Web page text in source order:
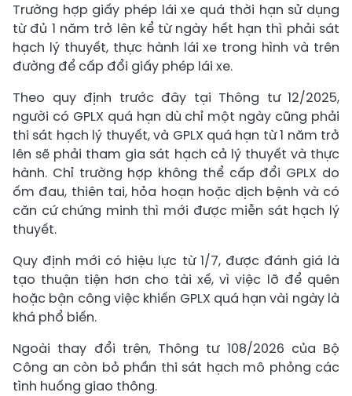
Trường hợp giấy phép lái xe quá thời hạn sử dụng
từ đủ 1 năm trở lên kể từ ngày hết hạn thì phải sát
hạch lý thuyết, thực hành lái xe trong hình và trên
đường để cấp đổi giấy phép lái xe.
Theo quy định trước đây tại Thông tư 12/2025,
người có GPLX quá hạn dù chỉ một ngày cũng phải
thi sát hạch lý thuyết, và GPLX quá hạn từ 1 năm trở
lên sẽ phải tham gia sát hạch cả lý thuyết và thực
hành. Chỉ trường hợp không thể cấp đổi GPLX do
ốm đau, thiên tai, hỏa hoạn hoặc dịch bệnh và có
căn cứ chứng minh thì mới được miễn sát hạch lý
thuyết.
Quy định mới có hiệu lực từ 1/7, được đánh giá là
tạo thuận tiện hơn cho tài xế, vì việc lỡ để quên
hoặc bận công việc khiến GPLX quá hạn vài ngày là
khá phổ biến.
Ngoài thay đổi trên, Thông tư 108/2026 của Bộ
Công an còn bỏ phần thi sát hạch mô phỏng các
tình huống giao thông.